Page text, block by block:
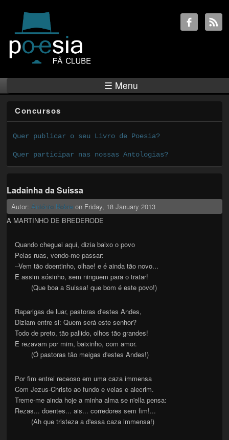
☰ Menu
Concursos
Quer publicar o seu Livro de Poesia?
Quer participar nas nossas Antologias?
Ladainha da Suissa
Autor:António Nobre on Friday, 18 January 2013
A MARTINHO DE BREDERODE
Quando cheguei aqui, dizia baixo o povo
Pelas ruas, vendo-me passar:
--Vem tão doentinho, olhae! e é ainda tão novo...
E assim sósinho, sem ninguem para o tratar!
(Que boa a Suissa! que bom é este povo!)
Raparigas de luar, pastoras d'estes Andes,
Diziam entre si: Quem será este senhor?
Todo de preto, tão pallido, olhos tão grandes!
E rezavam por mim, baixinho, com amor.
(Ó pastoras tão meigas d'estes Andes!)
Por fim entrei receoso em uma caza immensa
Com Jezus-Christo ao fundo e velas e alecrim.
Treme-me ainda hoje a minha alma se n'ella pensa:
Rezas... doentes... ais... corredores sem fim!...
(Ah que tristeza a d'essa caza immensa!)